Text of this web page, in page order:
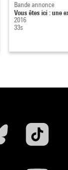
Bande annonce
Vous êtes ici : une
2016
33s